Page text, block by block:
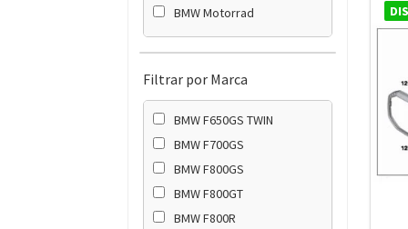
BMW Motorrad
Filtrar por Marca
BMW F650GS TWIN
BMW F700GS
BMW F800GS
BMW F800GT
BMW F800R